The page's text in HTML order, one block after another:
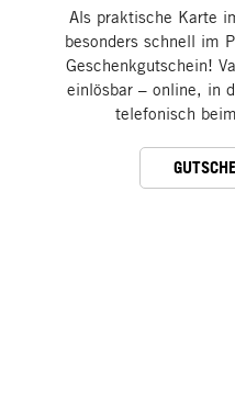
Als praktische Karte
besonders schnell im
Geschenkgutschein!
einlösbar – online, in
telefonisch